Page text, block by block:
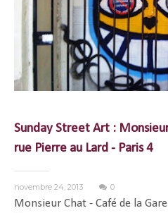
Sunday Street Art :
rue Pierre au Lard - Paris 4
novembre 24, 2013 0
Monsieur Chat - Café de la